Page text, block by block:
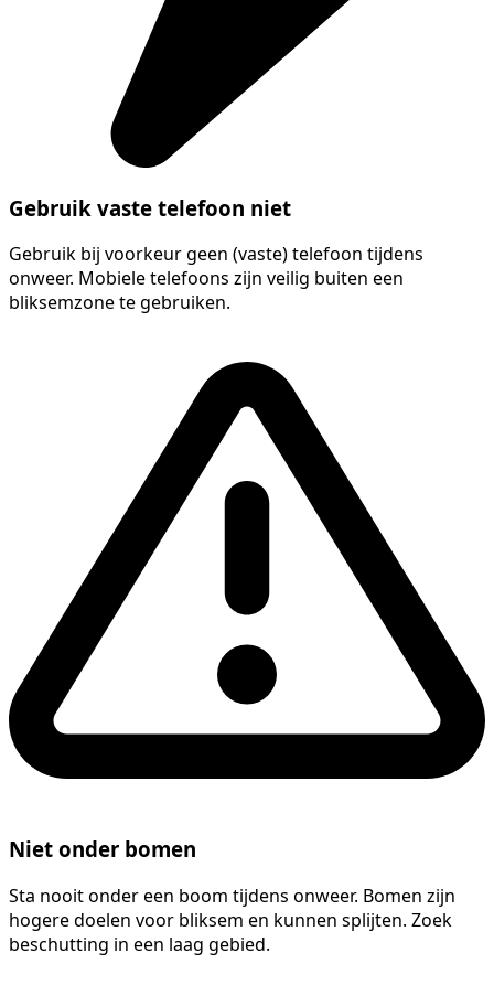
Gebruik vaste telefoon niet
Gebruik bij voorkeur geen (vaste) telefoon tijdens
onweer. Mobiele telefoons zijn veilig buiten een
bliksemzone te gebruiken.
Niet onder bomen
Sta nooit onder een boom tijdens onweer. Bomen zijn
hogere doelen voor bliksem en kunnen splijten. Zoek
beschutting in een laag gebied.